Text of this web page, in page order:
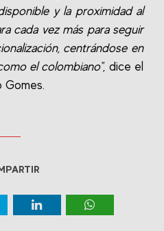
y la proximidad al
cada vez más para seguir
centrándose en
el colombiano", dice el
Gomes.